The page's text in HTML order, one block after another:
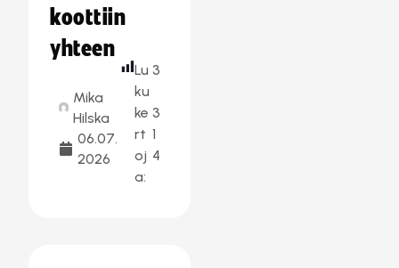
koottiin
yhteen
Mika
Hilska
06.07.
2026
Lu
ku
ke
rt
oj
a:
3
3
1
4